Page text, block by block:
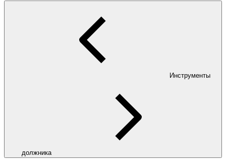
Инструменты
должника